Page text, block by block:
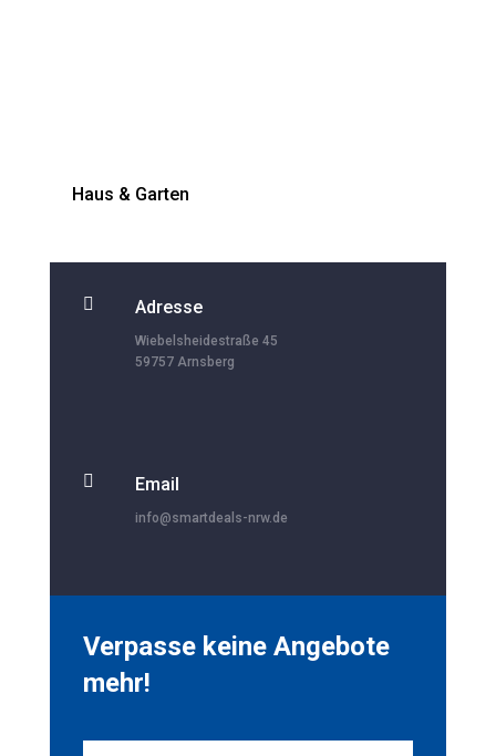
Haus & Garten
 Adresse
Wiebelsheidestraße 45
59757 Arnsberg
 Email
info@smartdeals-nrw.de
Verpasse keine Angebote
mehr!